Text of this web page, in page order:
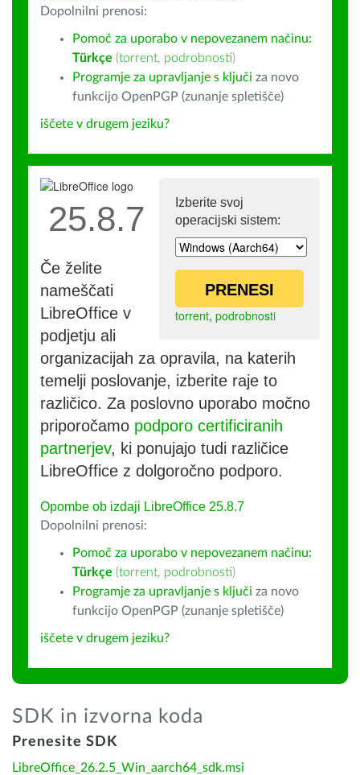
Dopolnilni prenosi:
Pomoč za uporabo v nepovezanem načinu:
Türkçe (torrent, podrobnosti)
Programje za upravljanje s ključi za novo
funkcijo OpenPGP (zunanje spletišče)
iščete v drugem jeziku?
Izberite svoj
operacijski sistem:
PRENESI
torrent, podrobnosti
25.8.7
Če želite
nameščati
LibreOffice v
podjetju ali
organizacijah za opravila, na katerih
temelji poslovanje, izberite raje to
različico. Za poslovno uporabo močno
priporočamo podporo certificiranih
partnerjev, ki ponujajo tudi različice
LibreOffice z dolgoročno podporo.
Opombe ob izdaji LibreOffice 25.8.7
Dopolnilni prenosi:
Pomoč za uporabo v nepovezanem načinu:
Türkçe (torrent, podrobnosti)
Programje za upravljanje s ključi za novo
funkcijo OpenPGP (zunanje spletišče)
iščete v drugem jeziku?
SDK in izvorna koda
Prenesite SDK
LibreOffice_26.2.5_Win_aarch64_sdk.msi